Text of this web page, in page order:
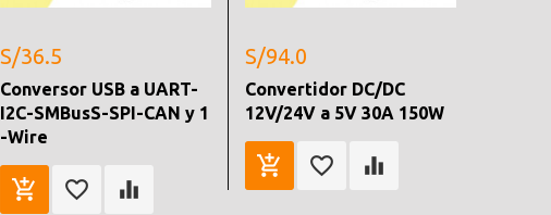
S/36.5
Conversor USB a UART-
I2C-SMBusS-SPI-CAN y 1
-Wire
S/94.0
Convertidor DC/DC
12V/24V a 5V 30A 150W